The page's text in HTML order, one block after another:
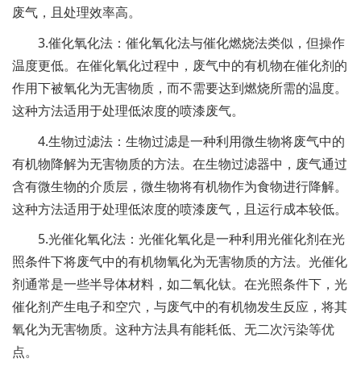
废气，且处理效率高。
3.催化氧化法：催化氧化法与催化燃烧法类似，但操作
温度更低。在催化氧化过程中，废气中的有机物在催化剂的
作用下被氧化为无害物质，而不需要达到燃烧所需的温度。
这种方法适用于处理低浓度的喷漆废气。
4.生物过滤法：生物过滤是一种利用微生物将废气中的
有机物降解为无害物质的方法。在生物过滤器中，废气通过
含有微生物的介质层，微生物将有机物作为食物进行降解。
这种方法适用于处理低浓度的喷漆废气，且运行成本较低。
5.光催化氧化法：光催化氧化是一种利用光催化剂在光
照条件下将废气中的有机物氧化为无害物质的方法。光催化
剂通常是一些半导体材料，如二氧化钛。在光照条件下，光
催化剂产生电子和空穴，与废气中的有机物发生反应，将其
氧化为无害物质。这种方法具有能耗低、无二次污染等优
点。